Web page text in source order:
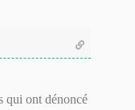
qui ont dénoncé